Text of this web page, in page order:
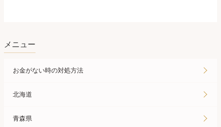
メニュー
お金がない時の対処方法
北海道
青森県